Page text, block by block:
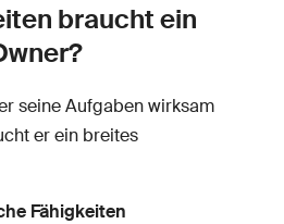
braucht ein
seine Aufgaben wirksam
er ein breites
Fähigkeiten